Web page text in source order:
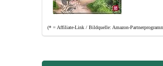
(* = Affi­lia­te-Link / Bild­quel­le: Amazon-